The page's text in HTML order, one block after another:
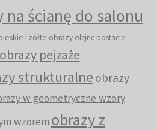
na ścianę do salonu
i żółte obrazy olejne postacie
obrazy pejzaże
strukturalne obrazy
w geometryczne wzory
wzorem obrazy z